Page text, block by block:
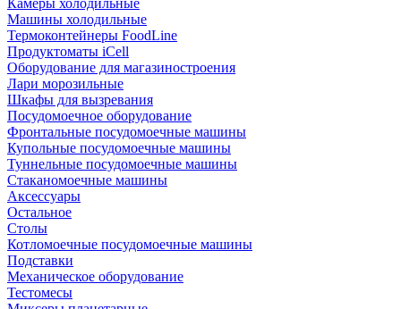
Камеры холодильные
Машины холодильные
Термоконтейнеры FoodLine
Продуктоматы iCell
Оборудование для магазиностроения
Лари морозильные
Шкафы для вызревания
Посудомоечное оборудование
Фронтальные посудомоечные машины
Купольные посудомоечные машины
Туннельные посудомоечные машины
Стаканомоечные машины
Аксессуары
Остальное
Столы
Котломоечные посудомоечные машины
Подставки
Механическое оборудование
Тестомесы